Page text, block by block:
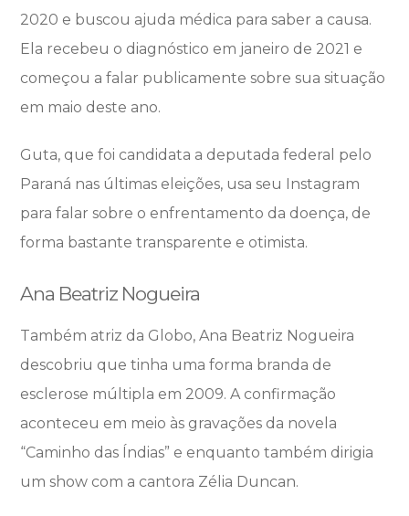
2020 e buscou ajuda médica para saber a causa.
Ela recebeu o diagnóstico em janeiro de 2021 e
começou a falar publicamente sobre sua situação
em maio deste ano.
Guta, que foi candidata a deputada federal pelo
Paraná nas últimas eleições, usa seu Instagram
para falar sobre o enfrentamento da doença, de
forma bastante transparente e otimista.
Ana Beatriz Nogueira
Também atriz da Globo, Ana Beatriz Nogueira
descobriu que tinha uma forma branda de
esclerose múltipla em 2009. A confirmação
aconteceu em meio às gravações da novela
“Caminho das Índias” e enquanto também dirigia
um show com a cantora Zélia Duncan.